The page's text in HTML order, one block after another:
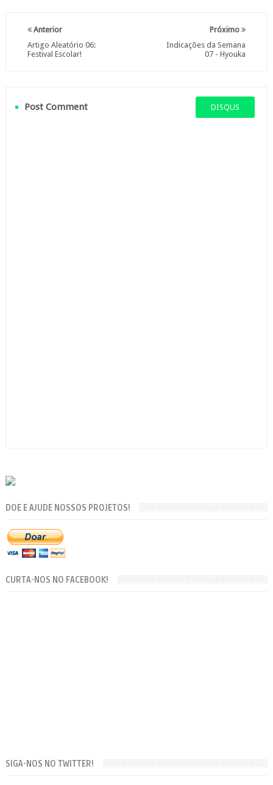
Próximo
Indicações da Semana
07 - Hyouka
Anterior
Artigo Aleatório 06:
Festival Escolar!
Post Comment DISQUS
DOE E AJUDE NOSSOS PROJETOS!
CURTA-NOS NO FACEBOOK!
SIGA-NOS NO TWITTER!